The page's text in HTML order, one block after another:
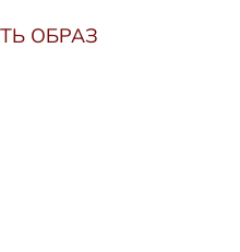
ОБРАЗ